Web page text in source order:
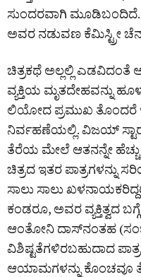
ಸುಂದರವಾಗಿ ಮೂಡಿಬಂದಿದೆ.
ಅವರ ನಡುವಣ ಕೆಮಿಸ್ಟ್ರೀ
ಚಿತ್ರಕಥೆ ಅಲ್ಲಲ್ಲಿ ಎಡವಿದಂತೆ
ವ್ಯಕ್ತಿಯ ಮೃತದೇಹವನ್ನು
ಲಿಯೋದ ಪ್ರಮುಖ ತೊಂದರೆ
ನಿರ್ವಹಣೆಯಲ್ಲಿ. ವಿಜಯ್ ಸ್ಟಾರ್
ತೆರೆಯ ಮೇಲೆ ಆತನನ್ನೇ
ಚಿತ್ರದ ಇತರ ಪಾತ್ರಗಳನ್ನು
ಸಾಲು ಸಾಲು
ಕಂಡರೂ, ಅವರ ವ್ಯಕ್ತಿತ್ವದ
ಆಂತೋನಿ ದಾಸ್‌ನಂತಹ
ವಿಶಿಷ್ಟತೆಗಳಿರಬಹುದಾದ
ಆಯಾಮಗಳನ್ನು ಕೊಂಚವೂ